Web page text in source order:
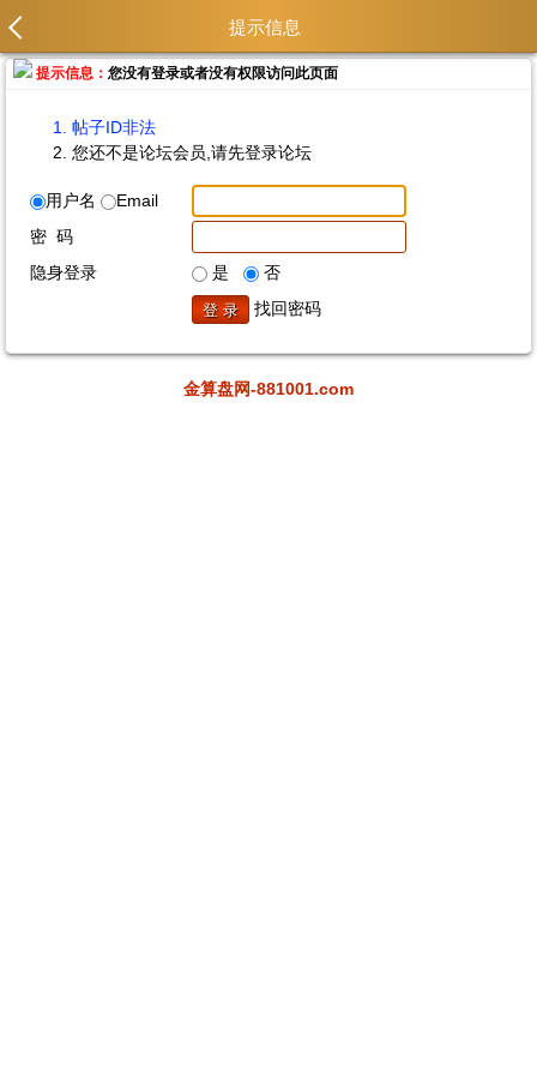
提示信息
提示信息：您没有登录或者没有权限访问此页面
帖子ID非法
您还不是论坛会员,请先登录论坛
用户名
Email
密 码
隐身登录
是
否
找回密码
金算盘网-881001.com